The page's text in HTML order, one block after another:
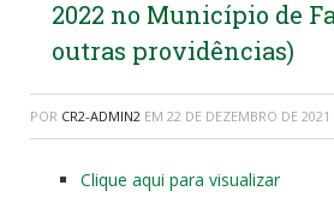
2022 no Município de
outras providências)
POR CR2-ADMIN2 EM 22 DE DEZEMBRO DE 2021
Clique aqui para visualizar